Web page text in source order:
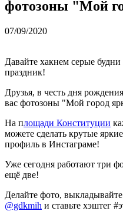
фотозоны "Мой
07/09/2020
Давайте хакнем серые
праздник!
Друзья, в честь дня
вас фотозоны "Мой город
На площади Конституции
можете сделать крутые
профиль в Инстаграме!
Уже сегодня работают три
ещё две!
Делайте фото,
@gdkmih и ставьте хэштег